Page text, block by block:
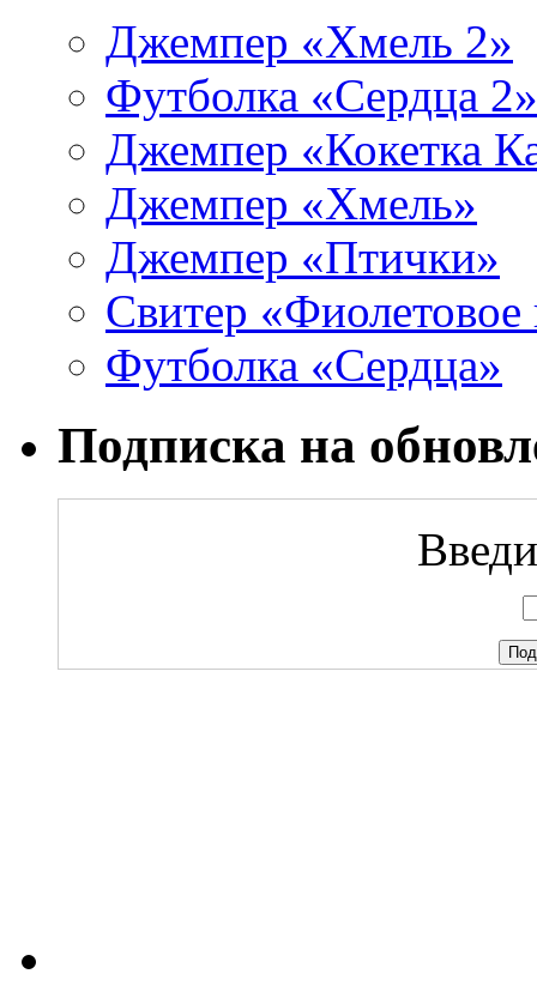
Джемпер «Хмель 2»
Футболка «Сердца 2»
Джемпер «Кокетка
Джемпер «Хмель»
Джемпер «Птички»
Свитер «Фиолетовое
Футболка «Сердца»
Подписка на